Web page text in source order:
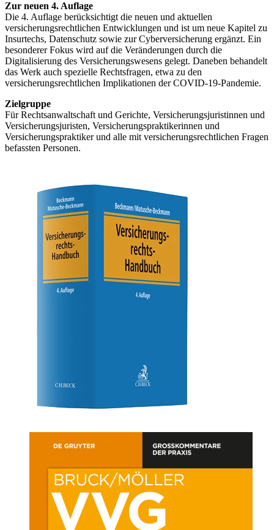
Zur neuen 4. Auflage
Die 4. Auflage berücksichtigt die neuen und aktuellen
versicherungsrechtlichen Entwicklungen und ist um neue Kapitel zu
Insurtechs, Datenschutz sowie zur Cyberversicherung ergänzt. Ein
besonderer Fokus wird auf die Veränderungen durch die
Digitalisierung des Versicherungswesens gelegt. Daneben behandelt
das Werk auch spezielle Rechtsfragen, etwa zu den
versicherungsrechtlichen Implikationen der COVID-19-Pandemie.
Zielgruppe
Für Rechtsanwaltschaft und Gerichte, Versicherungsjuristinnen und
Versicherungsjuristen, Versicherungspraktikerinnen und
Versicherungspraktiker und alle mit versicherungsrechtlichen Fragen
befassten Personen.